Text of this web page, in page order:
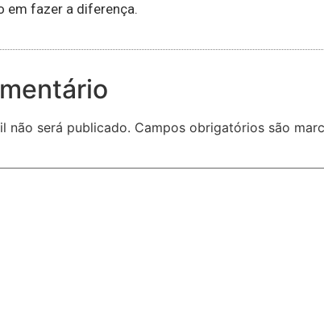
em fazer a diferença.
não será publicado. Campos obrigatórios são